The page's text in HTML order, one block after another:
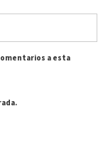
a esta